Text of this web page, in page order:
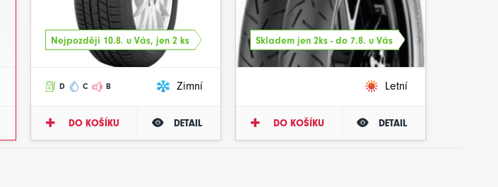
Nejpozději 10.8. u Vás, jen 2 ks
D C B Zimní
DO KOŠÍKU DETAIL
Skladem jen 2ks - do 7.8. u Vás
Letní
DO KOŠÍKU DETAIL